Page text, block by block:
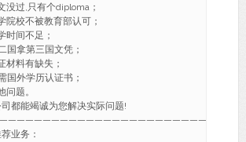
没过,只有个diploma；
院校不被教育部认可；
时间不足；
国拿第三国文凭；
材料有缺失；
国外学历认证书；
问题。
都能竭诚为您解决实际问题!
业务：